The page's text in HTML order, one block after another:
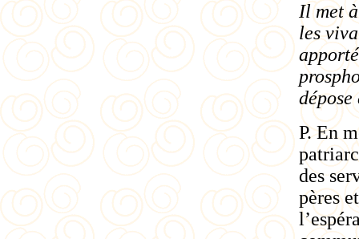
Il met
les
P. En
des
pères